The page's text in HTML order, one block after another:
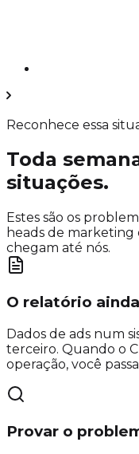
Reconhece essa
Toda
situações.
Estes são os
heads de
chegam até nós.
O relatório
Dados de ads num
terceiro. Quando o
operação, você
Provar o